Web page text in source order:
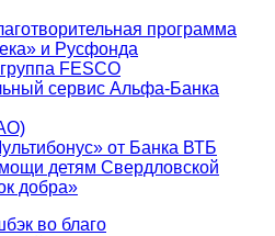
программа
и Русфонда
FESCO
сервис Альфа-Банка
от Банка ВТБ
детям Свердловской
добра»
во благо